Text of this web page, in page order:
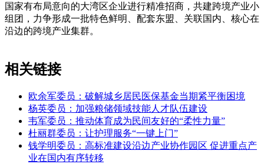
国家有布局意向的大湾区企业进行精准招商，共建跨境产业小
组团，力争形成一批特色鲜明、配套东盟、关联国内、核心在
沿边的跨境产业集群。
相关链接
欧余军委员：破解城乡居民医保基金当期紧平衡困境
杨英委员：加强粮储领域技能人才队伍建设
韦军委员：推动体育成为民间友好的“柔性力量”
杜丽群委员：让护理服务“一键上门”
钱学明委员：高标准建设沿边产业协作园区 促进重点产
业在国内有序转移